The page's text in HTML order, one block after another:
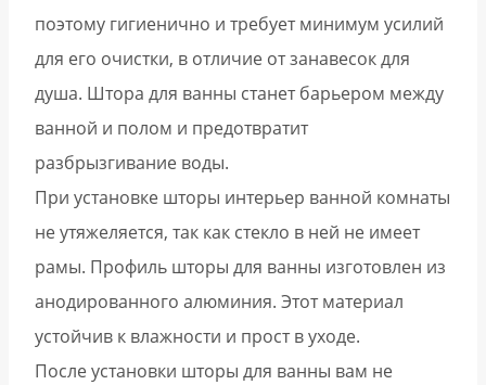
поэтому гигиенично и требует минимум усилий
для его очистки, в отличие от занавесок для
душа. Штора для ванны станет барьером между
ванной и полом и предотвратит
разбрызгивание воды.
При установке шторы интерьер ванной комнаты
не утяжеляется, так как стекло в ней не имеет
рамы. Профиль шторы для ванны изготовлен из
анодированного алюминия. Этот материал
устойчив к влажности и прост в уходе.
После установки шторы для ванны вам не